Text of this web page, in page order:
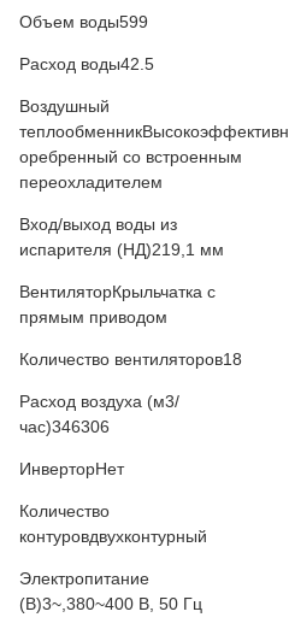
Объем воды599
Расход воды42.5
Воздушный
теплообменник
оребренный со встроенным
переохладителем
Вход/выход воды из
испарителя (НД)219,1 мм
ВентиляторКрыльчатка с
прямым приводом
Количество вентиляторов18
Расход воздуха (м3/
час)346306
ИнверторНет
Количество
контуровдвухконтурный
Электропитание
(В)3~,380~400 В, 50 Гц